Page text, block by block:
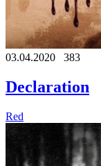
03.04.2020
383
Declaration
Red